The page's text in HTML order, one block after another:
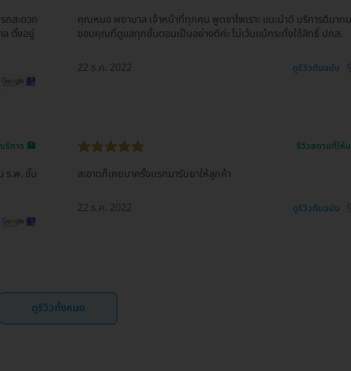
ถสะดวก
ล ตั้งอยู่
คุณหมอ พยาบาล เจ้าหน้าที่ทุกคน พูดจาไพเราะ แนะนำดี บริการดีมาก
ขอบคุณที่ดูแลทุกขั้นตอนเป็นอย่างดีค่ะ ไม่เว้นแม้กระทั่งใช้สิทธิ์ ปกส.
22 ธ.ค. 2022 ดูรีวิวต้นฉบับ
ริการ 🏥
ร.พ. ชั้น
รีวิวสถานที่ให้
สะอาดก็เคยมาครั้งเเรกมารับยาให้ลูกค้า
22 ธ.ค. 2022 ดูรีวิวต้นฉบับ
ดูรีวิวทั้งหมด